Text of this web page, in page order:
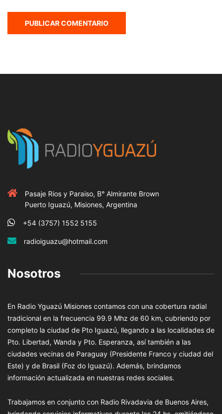
Pasaje Rios y Paraiso, B° Almirante Brown
Puerto Iguazú, Misiones, Argentina
+54 (3757) 1552 5155
radioiguazu@hotmail.com
Nosotros
En Radio Yguazú Misiones contamos con una cobertura radial
tradicional en la frecuencia 99.9 Mhz de 60 km, cubriendo por
completo la ciudad de Pto Iguazú, llegando a las localidades de
Pto. Libertad, Wanda y Pto. Esperanza, así también a las
ciudades vecinas de Paraguay (Presidente Franco y ciudad del
Este) y de Brasil (Foz do Iguazú). Además, brindamos
información actualizada en nuestras redes sociales.
Trabajamos en conjunto con Radio Rivadavia de Buenos Aires,